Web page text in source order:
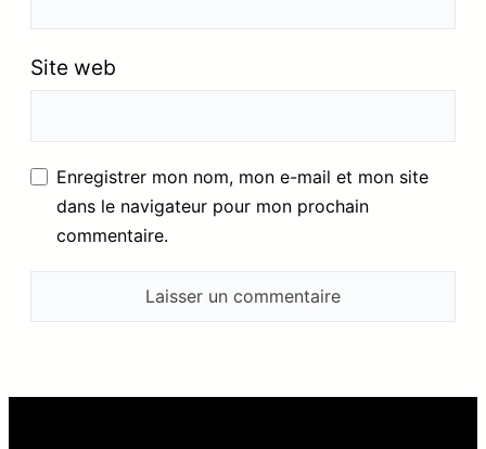
Site web
Enregistrer mon nom, mon e-mail et mon site
dans le navigateur pour mon prochain
commentaire.